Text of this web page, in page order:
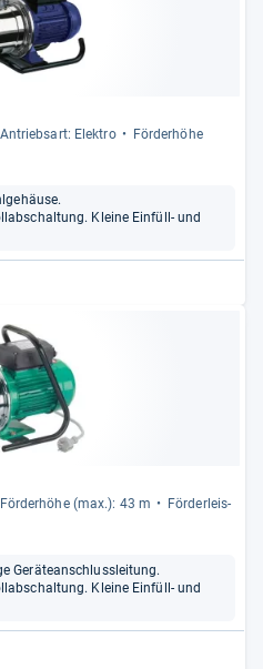
Antriebs­art: Elek­tro
För­der­höhe
Kleine Einfüll- und
För­der­höhe (max.): 43 m
För­der­leis­
Geräteanschlussleitung.
Kleine Einfüll- und